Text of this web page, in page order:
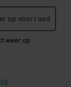
op voorraad
weer op